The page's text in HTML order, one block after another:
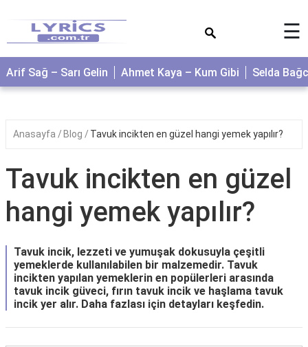
☰
Arif Sağ – Sarı Gelin Ahmet Kaya – Kum Gibi Selda
Anasayfa Blog Tavuk incikten en güzel hangi yemek yapılır?
Tavuk incikten en güzel
hangi yemek yapılır?
Tavuk incik, lezzeti ve yumuşak dokusuyla çeşitli
yemeklerde kullanılabilen bir malzemedir. Tavuk
incikten yapılan yemeklerin en popülerleri arasında
tavuk incik güveci, fırın tavuk incik ve haşlama tavuk
incik yer alır. Daha fazlası için detayları keşfedin.